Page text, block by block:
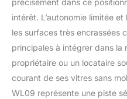
précisément dans ce
intérêt. L’autonomie limitée
les surfaces très encrassées
principales à intégrer dans la
propriétaire ou un locataire
courant de ses vitres sans
WL09 représente une piste